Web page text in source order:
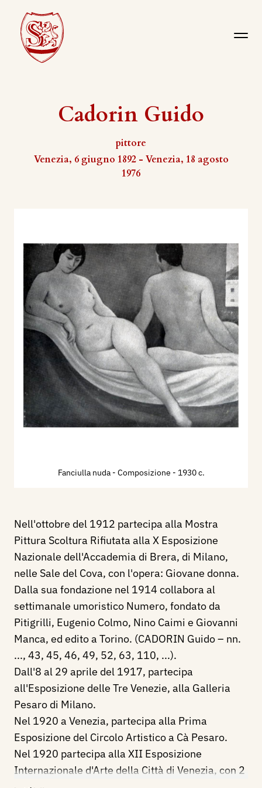
Cadorin Guido
pittore
Venezia, 6 giugno 1892 - Venezia, 18 agosto
1976
Fanciulla nuda - Composizione - 1930 c.
Nell'ottobre del 1912 partecipa alla Mostra
Pittura Scoltura Rifiutata alla X Esposizione
Nazionale dell'Accademia di Brera, di Milano,
nelle Sale del Cova, con l'opera: Giovane donna.
Dalla sua fondazione nel 1914 collabora al
settimanale umoristico Numero, fondato da
Pitigrilli, Eugenio Colmo, Nino Caimi e Giovanni
Manca, ed edito a Torino. (CADORIN Guido – nn.
..., 43, 45, 46, 49, 52, 63, 110, ...).
Dall'8 al 29 aprile del 1917, partecipa
all'Esposizione delle Tre Venezie, alla Galleria
Pesaro di Milano.
Nel 1920 a Venezia, partecipa alla Prima
Esposizione del Circolo Artistico a Cà Pesaro.
Nel 1920 partecipa alla XII Esposizione
Internazionale d'Arte della Città di Venezia, con 2